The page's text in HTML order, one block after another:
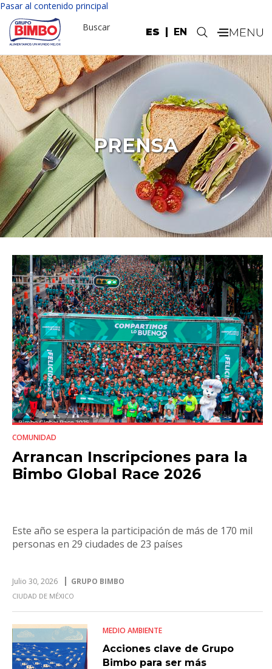
Pasar al contenido principal
ES EN
Buscar .
PRENSA
COMUNIDAD
Arrancan Inscripciones para la
Bimbo Global Race 2026
Este año se espera la participación de más de 170 mil
personas en 29 ciudades de 23 países
Julio 30, 2026 GRUPO BIMBO
CIUDAD DE MÉXICO
MEDIO AMBIENTE
Acciones clave de Grupo
Bimbo para ser más